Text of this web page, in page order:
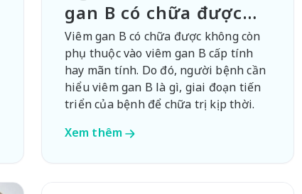
gan B có chữa được
không?
Viêm gan B có chữa được không còn
phụ thuộc vào viêm gan B cấp tính
hay mãn tính. Do đó, người bệnh cần
hiểu viêm gan B là gì, giai đoạn tiến
triển của bệnh để chữa trị kịp thời.
Xem thêm